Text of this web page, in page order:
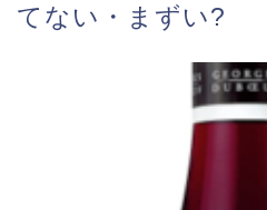
てない・まずい?